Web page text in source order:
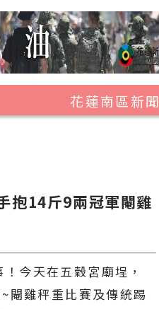
花蓮南區新聞
富里鄉
抱14斤9兩冠軍閹雞
今天在五穀宮廟埕，
閹雞秤重比賽及傳統踢